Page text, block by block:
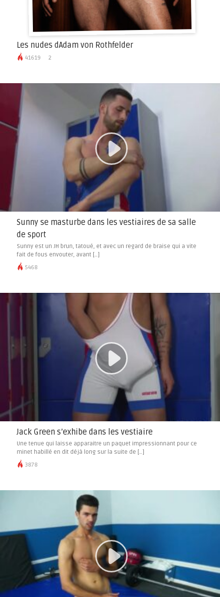
Les nudes dAdam von Rothfelder
41619 2
Sunny se masturbe dans les vestiaires de sa salle
de sport
Sunny est un JH brun, tatoué, et avec un regard de braise qui a vite
fait de fous envouter, avant […]
5468
Jack Green s’exhibe dans les vestiaire
Une tenue qui laisse apparaitre un paquet impressionnant pour ce
minet habillé en dit déjà long sur la suite de […]
3878